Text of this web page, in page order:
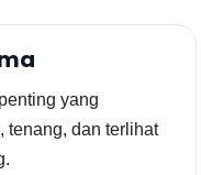
yang
tenang, dan terlihat